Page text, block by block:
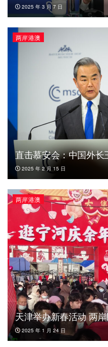
2025 年 3 月 7 日
两岸港澳
直击慕安会：中国外
2025 年 2 月 15 日
两岸港澳
天津举办新春活动 两
2025 年 1 月 24 日